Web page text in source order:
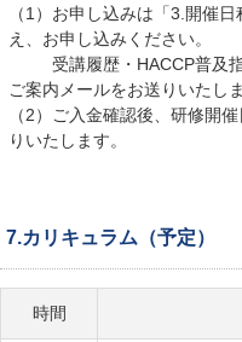
（1）お申し込みは「3.開催
え、お申し込みください。
受講履歴・HACCP普及指
ご案内メールをお送りいたしま
（2）ご入金確認後、研修開
りいたします。
7.カリキュラム（予定）
時間